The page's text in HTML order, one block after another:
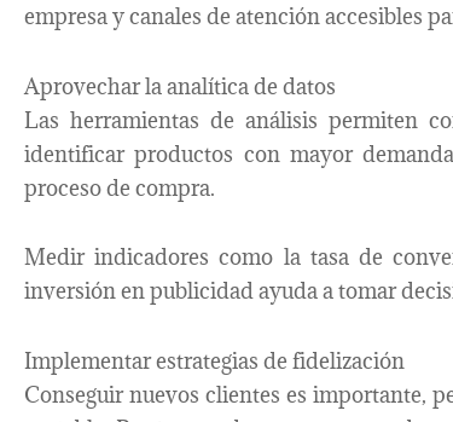
empresa y canales de atención accesibles
Aprovechar la analítica de datos
Las herramientas de análisis permiten
identificar productos con mayor
proceso de compra.
Medir indicadores como la tasa de
inversión en publicidad ayuda a tomar
Implementar estrategias de fidelización
Conseguir nuevos clientes es importante,